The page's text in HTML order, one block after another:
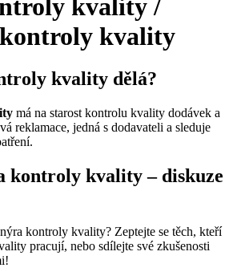
kvality /
kvality
kvality dělá?
má na starost kontrolu kvality dodávek a
reklamace, jedná s dodavateli a sleduje
kontroly kvality – diskuze
kontroly kvality? Zeptejte se těch, kteří
pracují, nebo sdílejte své zkušenosti